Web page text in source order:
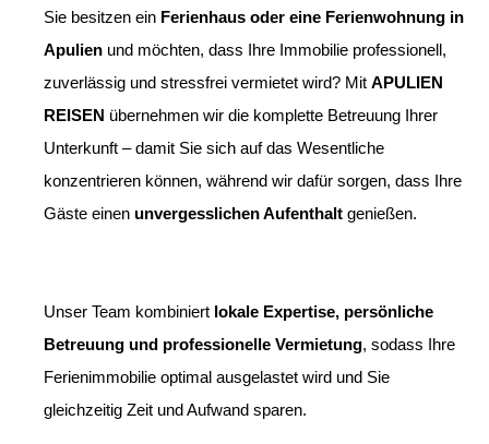
Sie besitzen ein Ferienhaus oder eine Ferienwohnung in
Apulien und möchten, dass Ihre Immobilie professionell,
zuverlässig und stressfrei vermietet wird? Mit APULIEN
REISEN übernehmen wir die komplette Betreuung Ihrer
Unterkunft – damit Sie sich auf das Wesentliche
konzentrieren können, während wir dafür sorgen, dass Ihre
Gäste einen unvergesslichen Aufenthalt genießen.
Unser Team kombiniert lokale Expertise, persönliche
Betreuung und professionelle Vermietung, sodass Ihre
Ferienimmobilie optimal ausgelastet wird und Sie
gleichzeitig Zeit und Aufwand sparen.